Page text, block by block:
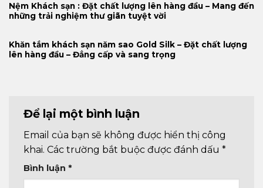
Nệm Khách sạn : Đặt chất lượng lên hàng đầu – Mang đến
những trải nghiệm thư giãn tuyệt vời
Khăn tắm khách sạn năm sao Gold Silk – Đặt chất lượng
lên hàng đầu – Đẳng cấp và sang trọng
Để lại một bình luận
Email của bạn sẽ không được hiển thị công
khai. Các trường bắt buộc được đánh dấu *
Bình luận *